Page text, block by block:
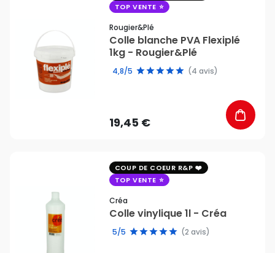
TOP VENTE
Rougier&plé
Colle blanche PVA Flexiplé
1kg - Rougier&Plé
4,8/5 (4 avis)
19,45 €
COUP DE COEUR R&P
TOP VENTE
Créa
Colle vinylique 1l - Créa
5/5 (2 avis)